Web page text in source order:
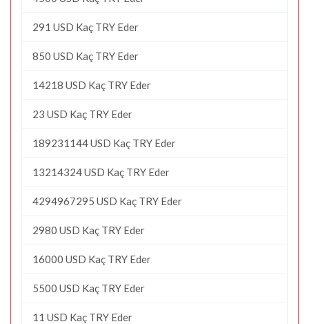
291 USD Kaç TRY Eder
850 USD Kaç TRY Eder
14218 USD Kaç TRY Eder
23 USD Kaç TRY Eder
189231144 USD Kaç TRY Eder
13214324 USD Kaç TRY Eder
4294967295 USD Kaç TRY Eder
2980 USD Kaç TRY Eder
16000 USD Kaç TRY Eder
5500 USD Kaç TRY Eder
11 USD Kaç TRY Eder